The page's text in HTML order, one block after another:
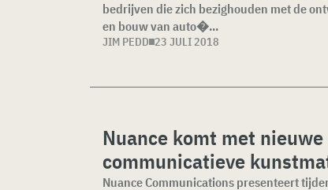
bedrijven die zich bezighouden met de
en bouw van auto�...
JIM PEDD 23 JULI 2018
Nuance komt met
communicatieve
Nuance Communications presenteert